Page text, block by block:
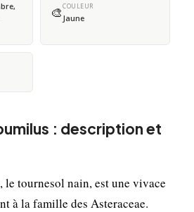
🎨COULEUR
Jaune
: description et
tournesol nain, est une vivace
à la famille des Asteraceae.